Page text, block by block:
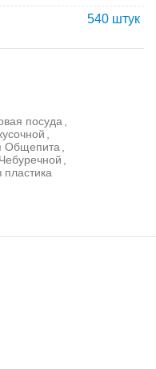
540 штук
посуда
Общепита
пластика